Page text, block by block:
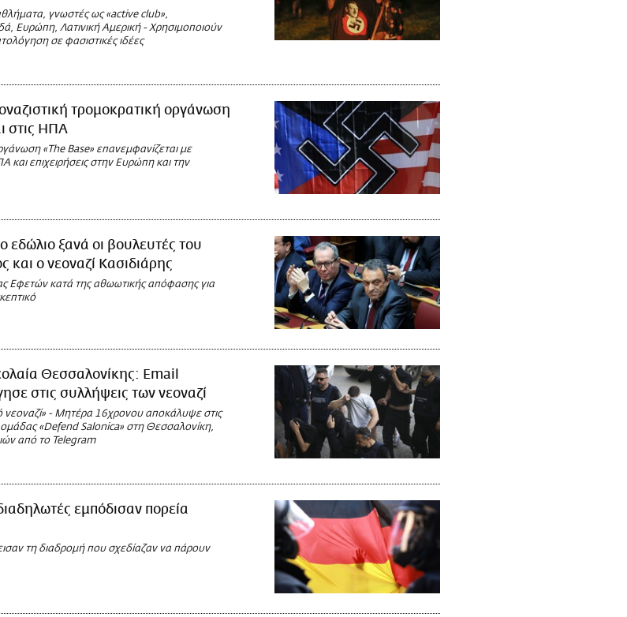
γνωστές ως «active club»,
Ευρώπη, Λατινική Αμερική - Χρησιμοποιούν
σε φασιστικές ιδέες
τρομοκρατική οργάνωση
στις ΗΠΑ
«The Base» επανεμφανίζεται με
και επιχειρήσεις στην Ευρώπη και την
εδώλιο ξανά οι βουλευτές του
ο νεοναζί Κασιδιάρης
Εφετών κατά της αθωωτικής απόφασης για
Θεσσαλονίκης: Email
στις συλλήψεις των νεοναζί
νεοναζί» - Μητέρα 16χρονου αποκάλυψε στις
«Defend Salonica» στη Θεσσαλονίκη,
από το Telegram
εμπόδισαν πορεία
τη διαδρομή που σχεδίαζαν να πάρουν